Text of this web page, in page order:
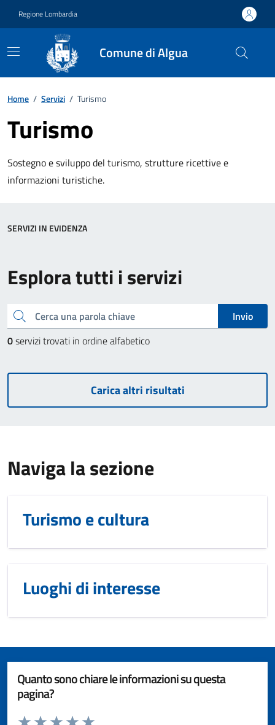
Regione Lombardia
Comune di Algua
Home / Servizi / Turismo
Turismo
Sostegno e sviluppo del turismo, strutture ricettive e
informazioni turistiche.
Esplora tutti i servizi
Cerca una parola chiave
Invio
0servizi trovati in ordine alfabetico
Carica altri risultati
SERVIZI IN EVIDENZA
Naviga la sezione
Turismo e cultura
Luoghi di interesse
Quanto sono chiare le informazioni su questa
pagina?
Valuta da 1 a 5 stelle la pagina